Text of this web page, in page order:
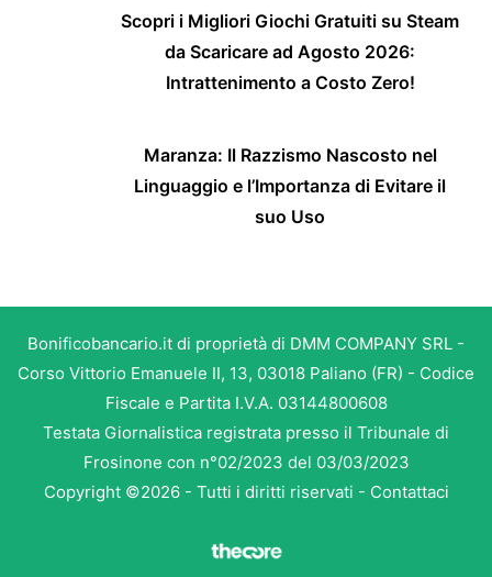
Scopri i Migliori Giochi Gratuiti su Steam
da Scaricare ad Agosto 2026:
Intrattenimento a Costo Zero!
Maranza: Il Razzismo Nascosto nel
Linguaggio e l’Importanza di Evitare il
suo Uso
Bonificobancario.it di proprietà di DMM COMPANY SRL -
Corso Vittorio Emanuele II, 13, 03018 Paliano (FR) - Codice
Fiscale e Partita I.V.A. 03144800608
Testata Giornalistica registrata presso il Tribunale di
Frosinone con n°02/2023 del 03/03/2023
Copyright ©2026 - Tutti i diritti riservati - Contattaci